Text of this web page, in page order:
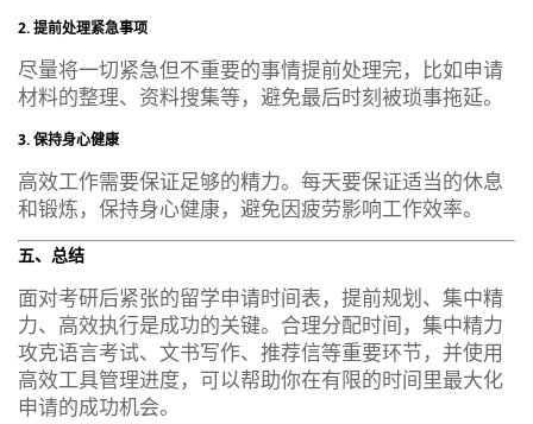
2. 提前处理紧急事项
尽量将一切紧急但不重要的事情提前处理完，比如申请
材料的整理、资料搜集等，避免最后时刻被琐事拖延。
3. 保持身心健康
高效工作需要保证足够的精力。每天要保证适当的休息
和锻炼，保持身心健康，避免因疲劳影响工作效率。
五、总结
面对考研后紧张的留学申请时间表，提前规划、集中精
力、高效执行是成功的关键。合理分配时间，集中精力
攻克语言考试、文书写作、推荐信等重要环节，并使用
高效工具管理进度，可以帮助你在有限的时间里最大化
申请的成功机会。